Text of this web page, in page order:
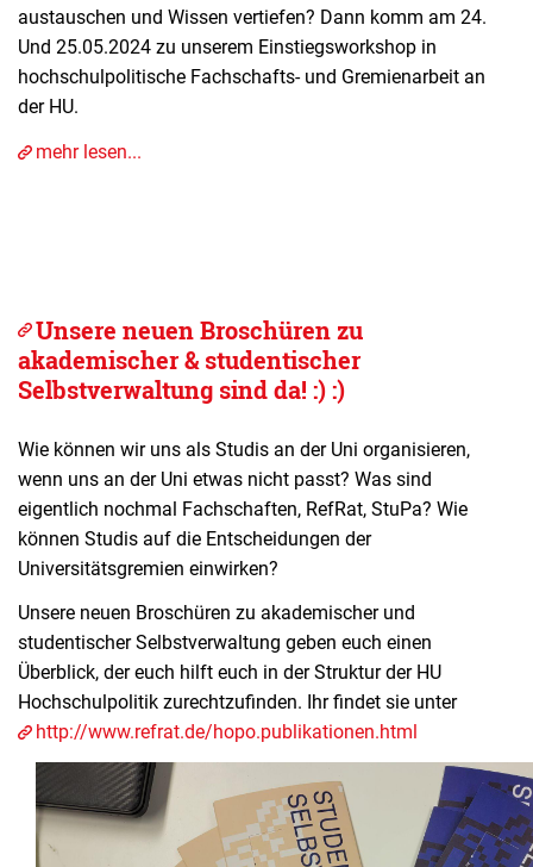
austauschen und Wissen vertiefen? Dann komm am 24.
Und 25.05.2024 zu unserem Einstiegsworkshop in
hochschulpolitische Fachschafts- und Gremienarbeit an
der HU.
mehr lesen...
Unsere neuen Broschüren zu
akademischer & studentischer
Selbstverwaltung sind da! :) :)
Wie können wir uns als Studis an der Uni organisieren,
wenn uns an der Uni etwas nicht passt? Was sind
eigentlich nochmal Fachschaften, RefRat, StuPa? Wie
können Studis auf die Entscheidungen der
Universitätsgremien einwirken?
Unsere neuen Broschüren zu akademischer und
studentischer Selbstverwaltung geben euch einen
Überblick, der euch hilft euch in der Struktur der HU
Hochschulpolitik zurechtzufinden. Ihr findet sie unter
http://www.refrat.de/hopo.publikationen.html